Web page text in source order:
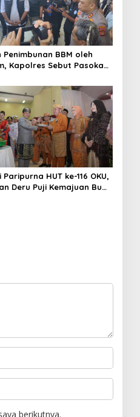
Penimbunan BBM oleh
Kapolres Sebut Pasokan
Bungkam
HUT ke-116 OKU,
Deru Puji Kemajuan Bumi
berikutnya.